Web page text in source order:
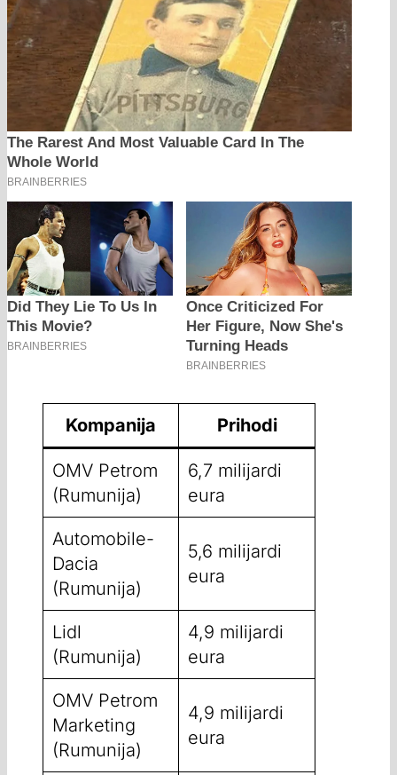
Kompanija Prihodi
OMV Petrom
(Rumunija)
6,7 milijardi
eura
Automobile-
Dacia
(Rumunija)
5,6 milijardi
eura
Lidl
(Rumunija)
4,9 milijardi
eura
OMV Petrom
Marketing
(Rumunija)
4,9 milijardi
eura